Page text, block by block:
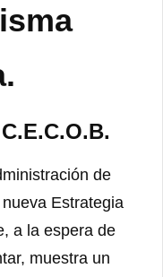
de
Estrategia
a la espera de
muestra un